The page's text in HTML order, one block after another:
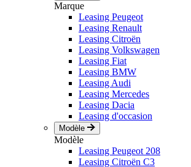
Marque
Leasing Peugeot
Leasing Renault
Leasing Citroën
Leasing Volkswagen
Leasing Fiat
Leasing BMW
Leasing Audi
Leasing Mercedes
Leasing Dacia
Leasing d'occasion
Modèle
Modèle
Leasing Peugeot 208
Leasing Citroën C3